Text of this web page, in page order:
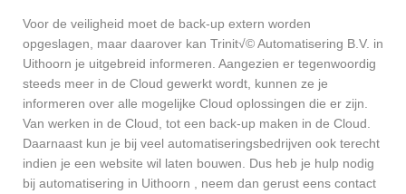
Voor de veiligheid moet de back-up extern worden
opgeslagen, maar daarover kan Trinit√© Automatisering B.V. in
Uithoorn je uitgebreid informeren. Aangezien er tegenwoordig
steeds meer in de Cloud gewerkt wordt, kunnen ze je
informeren over alle mogelijke Cloud oplossingen die er zijn.
Van werken in de Cloud, tot een back-up maken in de Cloud.
Daarnaast kun je bij veel automatiseringsbedrijven ook terecht
indien je een website wil laten bouwen. Dus heb je hulp nodig
bij automatisering in Uithoorn , neem dan gerust eens contact